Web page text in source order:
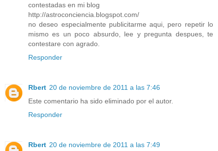
contestadas en mi blog
http://astroconciencia.blogspot.com/
no deseo especialmente publicitarme aqui, pero repetir lo
mismo es un poco absurdo, lee y pregunta despues, te
contestare con agrado.
Responder
Rbert 20 de noviembre de 2011 a las 7:46
Este comentario ha sido eliminado por el autor.
Responder
Rbert 20 de noviembre de 2011 a las 7:49